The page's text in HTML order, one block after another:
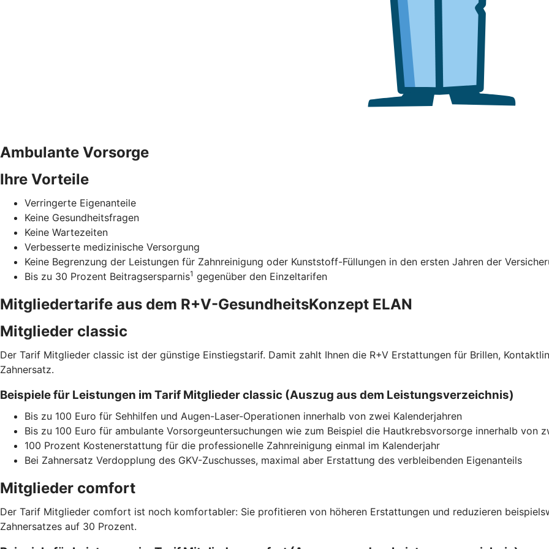
Ambulante Vorsorge
Ihre Vorteile
Verringerte Eigenanteile
Keine Gesundheitsfragen
Keine Wartezeiten
Verbesserte medizinische Versorgung
Keine Begrenzung der Leistungen für Zahnreinigung oder Kunststoff-Füllungen in den ersten Jahren der
Bis zu 30 Prozent Beitragsersparnis1 gegenüber den Einzeltarifen
Mitgliedertarife aus dem R+V-GesundheitsKonzept ELAN
Mitglieder classic
Der Tarif Mitglieder classic ist der günstige Einstiegstarif. Damit zahlt Ihnen die R+V Erstattungen für Brillen,
Zahnersatz.
Beispiele für Leistungen im Tarif Mitglieder classic (Auszug aus dem Leistungsverzeichnis)
Bis zu 100 Euro für Sehhilfen und Augen-Laser-Operationen innerhalb von zwei Kalenderjahren
Bis zu 100 Euro für ambulante Vorsorgeuntersuchungen wie zum Beispiel die Hautkrebsvorsorge innerhalb von
100 Prozent Kostenerstattung für die professionelle Zahnreinigung einmal im Kalenderjahr
Bei Zahnersatz Verdopplung des GKV-Zuschusses, maximal aber Erstattung des verbleibenden Eigenanteils
Mitglieder comfort
Der Tarif Mitglieder comfort ist noch komfortabler: Sie profitieren von höheren Erstattungen und reduzieren
Zahnersatzes auf 30 Prozent.